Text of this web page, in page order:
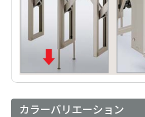
カラーバリエーション